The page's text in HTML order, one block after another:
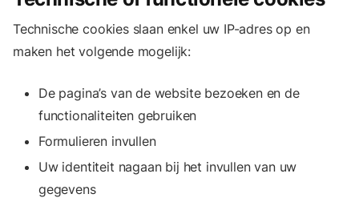
Technische cookies slaan enkel uw IP-adres op en
maken het volgende mogelijk:
De pagina’s van de website bezoeken en de
functionaliteiten gebruiken
Formulieren invullen
Uw identiteit nagaan bij het invullen van uw
gegevens